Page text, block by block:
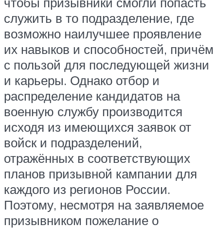
служить в то подразделение, где
возможно наилучшее проявление
их навыков и способностей, причём
с пользой для последующей жизни
и карьеры. Однако отбор и
распределение кандидатов на
военную службу производится
исходя из имеющихся заявок от
войск и подразделений,
отражённых в соответствующих
планов призывной кампании для
каждого из регионов России.
Поэтому, несмотря на заявляемое
призывником пожелание о